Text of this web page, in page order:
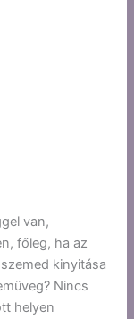
van,
főleg, ha az
kinyitása
Nincs
helyen